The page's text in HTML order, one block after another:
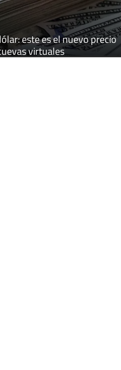
este es el nuevo precio
virtuales